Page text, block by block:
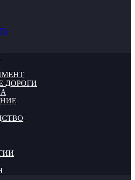
ДОРОГИ